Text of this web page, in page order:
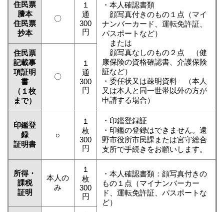
住民票
謄本
住民票
抄本
〇
１
通
300
円
・本人確認書類
顔写真付きのもの１点（マイ
ナンバーカード、運転免許証、
パスポートなど）
または
顔写真なしのもの２点 （健
康保険の資格確認書、介護保険
証など）
・委任状又は疎明資料 （本人
又は本人と同一世帯以外の方が
申請する場合）
住民票
記載事
項証明
書
（１枚
まで）
〇
１
通
300
円
印鑑登
録
証明書
○
１
枚
300
円
・印鑑登録証
・印鑑の登録はできません。遠
野市役所市民課または宮守総合
支所で手続きをお願いします。
所得・
課税
証明
本人の
み
１
枚
300
円
・本人確認書類：顔写真付きの
もの１点（マイナンバーカー
ド、運転免許証、パスポートな
ど）